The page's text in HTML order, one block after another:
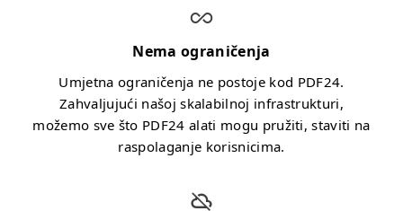
Nema ograničenja
Umjetna ograničenja ne postoje kod PDF24.
Zahvaljujući našoj skalabilnoj infrastrukturi,
možemo sve što PDF24 alati mogu pružiti, staviti na
raspolaganje korisnicima.